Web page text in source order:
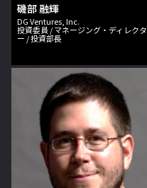
磯部 融輝
DG Ventures, Inc.
投資委員 / マネージング・ディレクタ
ー / 投資部長